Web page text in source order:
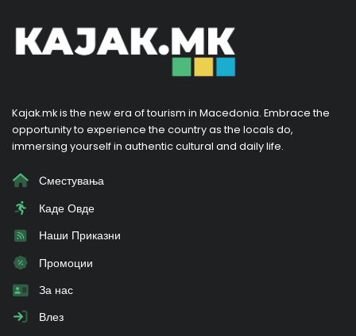
Kajak.mk is the new era of tourism in Macedonia. Embrace the
opportunity to experience the country as the locals do,
immersing yourself in authentic cultural and daily life.
Сместувања
Каде Овде
Наши Приказни
Промоции
За нас
Влез